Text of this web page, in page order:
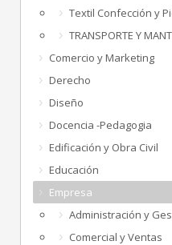
Textil Confección y
TRANSPORTE Y
Comercio y Marketing
Derecho
Diseño
Docencia -Pedagogia
Edificación y Obra Civil
Educación
Empresa
Administración y
Comercial y Ventas